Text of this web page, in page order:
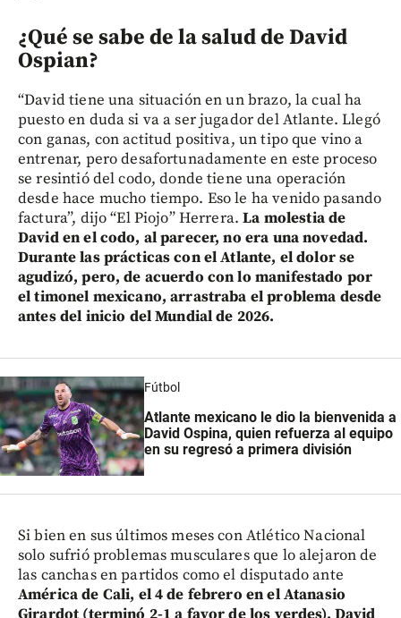
¿Qué se sabe de la salud de David
Ospian?
“David tiene una situación en un brazo, la cual ha
puesto en duda si va a ser jugador del Atlante. Llegó
con ganas, con actitud positiva, un tipo que vino a
entrenar, pero desafortunadamente en este proceso
se resintió del codo, donde tiene una operación
desde hace mucho tiempo. Eso le ha venido pasando
factura”, dijo “El Piojo” Herrera. La molestia de
David en el codo, al parecer, no era una novedad.
Durante las prácticas con el Atlante, el dolor se
agudizó, pero, de acuerdo con lo manifestado por
el timonel mexicano, arrastraba el problema desde
antes del inicio del Mundial de 2026.
Fútbol
Atlante mexicano le dio la bienvenida a
David Ospina, quien refuerza al equipo
en su regresó a primera división
Si bien en sus últimos meses con Atlético Nacional
solo sufrió problemas musculares que lo alejaron de
las canchas en partidos como el disputado ante
América de Cali, el 4 de febrero en el Atanasio